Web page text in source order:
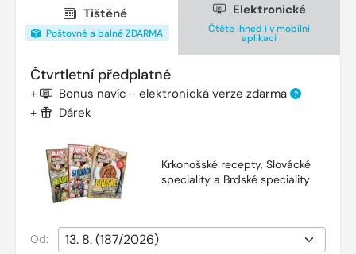
Tištěné
Poštovné a balné ZDARMA
Elektronické
Čtěte ihned i v mobilní
aplikaci
Čtvrtletní předplatné
+ Bonus navíc - elektronická verze zdarma ?
+ Dárek
Krkonošské recepty, Slovácké
speciality a Brdské speciality
Od: